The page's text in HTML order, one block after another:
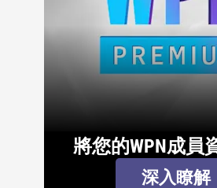
將您的WPN成員
深入瞭解